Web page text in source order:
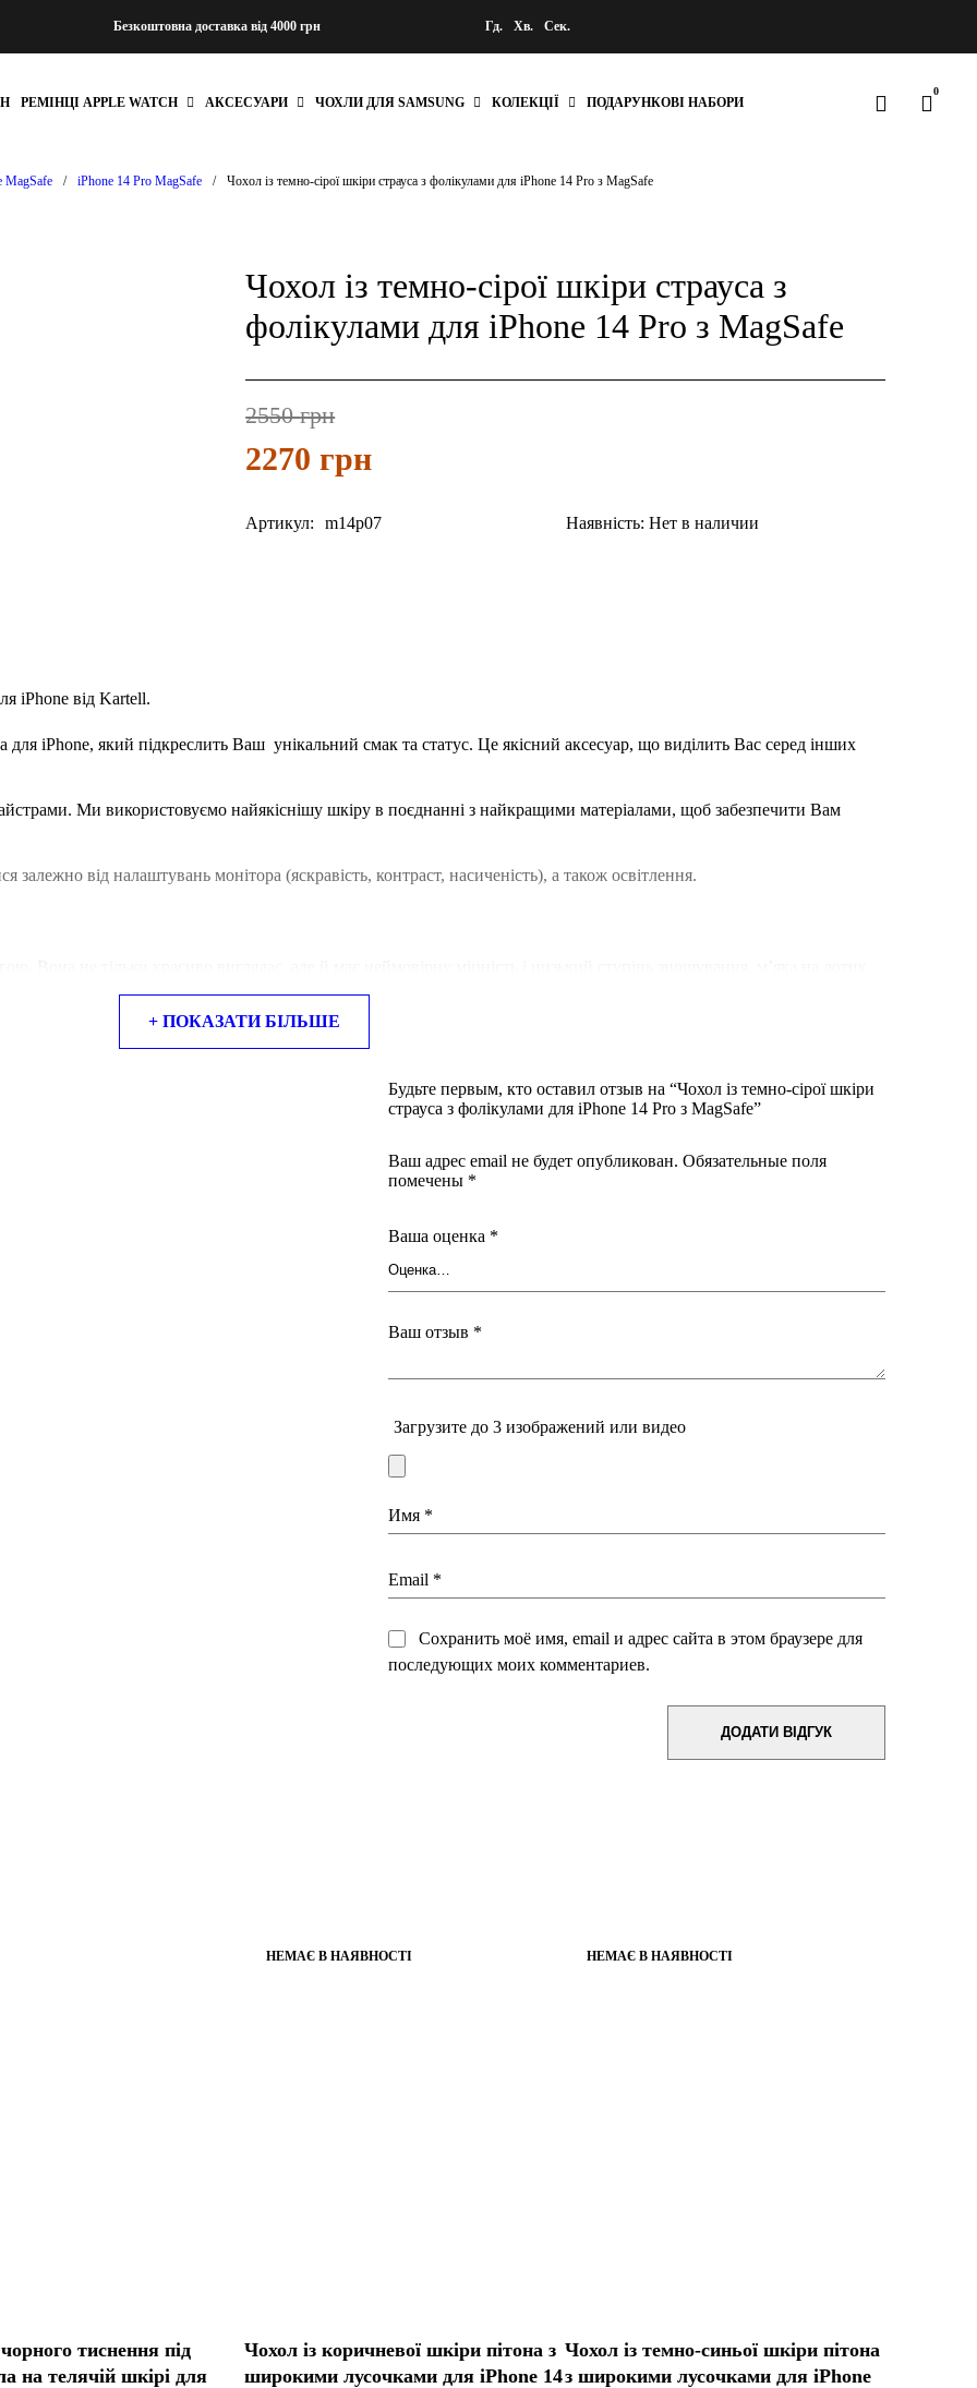
Безкоштовна доставка від 4000 грн Гд. Хв. Сек.
РЕМІНЦІ APPLE WATCH АКСЕСУАРИ ЧОХЛИ ДЛЯ SAMSUNG КОЛЕКЦІЇ ПОДАРУНКОВІ НАБОРИ
0
MagSafe / iPhone 14 Pro MagSafe / Чохол із темно-сірої шкіри страуса з фолікулами для iPhone 14 Pro з MagSafe
Чохол із темно-сірої шкіри страуса з
фолікулами для iPhone 14 Pro з MagSafe
2550грн
2270грн
Артикул: m14p07 Наявність: Нет в наличии
iPhone від Kartell.
для iPhone, який підкреслить Ваш унікальний смак та статус. Це якісний аксесуар, що виділить Вас серед інших
Ми використовуємо найякіснішу шкіру в поєднанні з найкращими матеріалами, щоб забезпечити Вам
залежно від налаштувань монітора (яскравість, контраст, насиченість), а також освітлення.
Ваш смартфон навіть під час випадкових падінь.
покриттям, має преміум якість, міцний та зносостійкий за рахунок якісної фурнітури. Оскільки аксесуар з
підібрати потрібну модель. Пропонуємо на вибір елітні чохли для iPhone не тільки з шкіри страуса, але й
+ ПОКАЗАТИ БІЛЬШЕ
Будьте первым, кто оставил отзыв на “Чохол із темно-сірої шкіри
страуса з фолікулами для iPhone 14 Pro з MagSafe”
Ваш адрес email не будет опубликован. Обязательные поля
помечены *
Ваша оценка *
Ваш отзыв *
Загрузите до 3 изображений или видео
Имя *
Email *
Сохранить моё имя, email и адрес сайта в этом браузере для
последующих моих комментариев.
тиснення під
на телячій шкірі для
НЕМАЄ В НАЯВНОСТІ
Чохол із коричневої шкіри пітона з
широкими лусочками для iPhone 14
НЕМАЄ В НАЯВНОСТІ
Чохол із темно-синьої шкіри пітона
з широкими лусочками для iPhone